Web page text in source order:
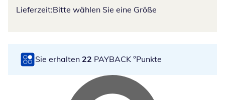
Lieferzeit:Bitte wählen Sie eine Größe
Sie erhalten 22 PAYBACK °Punkte